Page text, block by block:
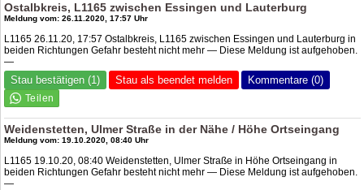
Ostalbkreis, L1165 zwischen Essingen und Lauterburg
Meldung vom: 26.11.2020, 17:57 Uhr
L1165 26.11.20, 17:57 Ostalbkreis, L1165 zwischen Essingen und Lauterburg in
beiden Richtungen Gefahr besteht nicht mehr — Diese Meldung ist aufgehoben.
—
Stau bestätigen (1) Stau als beendet melden Kommentare (0)
Weidenstetten, Ulmer Straße in der Nähe / Höhe Ortseingang
Meldung vom: 19.10.2020, 08:40 Uhr
L1165 19.10.20, 08:40 Weidenstetten, Ulmer Straße in Höhe Ortseingang in
beiden Richtungen Gefahr besteht nicht mehr — Diese Meldung ist aufgehoben.
—